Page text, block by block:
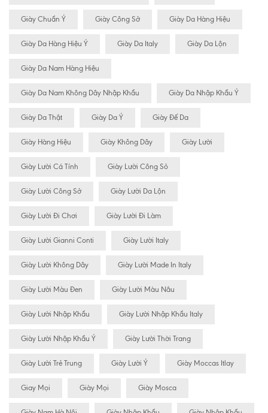
Giày Chuẩn Ý Giày Công Sở Giày Da Hàng Hiệu
Giày Da Hàng Hiệu Ý Giày Da Italy Giày Da Lộn
Giày Da Nam Hàng Hiệu
Giày Da Nam Không Dây Nhập Khẩu Giày Da Nhập Khẩu Ý
Giày Da Thật Giày Da Ý Giày Đế Da
Giày Hàng Hiệu Giày Không Dây Giày Lười
Giày Lười Cá Tính Giày Lười Công Sỏ
Giày Lười Công Sở Giày Lười Da Lộn
Giày Lười Đi Chơi Giày Lười Đi Làm
Giày Lười Gianni Conti Giày Lười Italy
Giày Lười Không Dây Giày Lười Made In Italy
Giày Lười Màu Đen Giày Lười Màu Nâu
Giày Lười Nhập Khẩu Giày Lười Nhập Khẩu Italy
Giày Lười Nhập Khẩu Ý Giày Lười Thời Trang
Giày Lười Trẻ Trung Giày Lười Ý Giày Moccas Itlay
Giay Mọi Giày Mọi Giày Mosca